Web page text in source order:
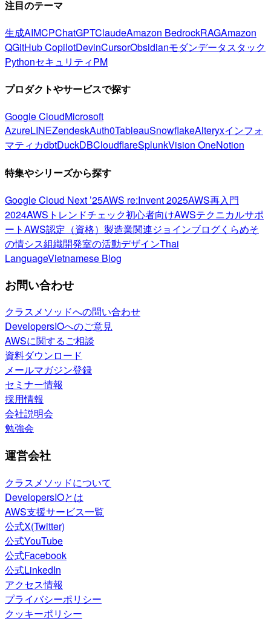
注目のテーマ
生成AIMCPChatGPTClaudeAmazon BedrockRAGAmazon
QGitHub CopilotDevinCursorObsidianモダンデータスタック
PythonセキュリティPM
プロダクトやサービスで探す
Google CloudMicrosoft
AzureLINEZendeskAuth0TableauSnowflakeAlteryxインフォ
マティカdbtDuckDBCloudflareSplunkVision OneNotion
特集やシリーズから探す
Google Cloud Next ’25AWS re:Invent 2025AWS再入門
2024AWSトレンドチェック初心者向けAWSテクニカルサポ
ートAWS認定（資格） 製造業関連ジョインブログくらめそ
の情シス組織開発室の活動デザインThai
LanguageVietnamese Blog
お問い合わせ
クラスメソッドへの問い合わせ
DevelopersIOへのご意見
AWSに関するご相談
資料ダウンロード
メールマガジン登録
セミナー情報
採用情報
会社説明会
勉強会
運営会社
クラスメソッドについて
DevelopersIOとは
AWS支援サービス一覧
公式X(Twitter)
公式YouTube
公式Facebook
公式LinkedIn
アクセス情報
プライバシーポリシー
クッキーポリシー